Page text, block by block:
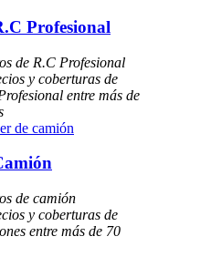
Profesional
de R.C Profesional
y coberturas de
entre más de
de camión
y coberturas de
entre más de 70